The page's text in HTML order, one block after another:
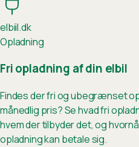
elbiil.dk
Opladning
Fri opladning af din elbil
Findes der fri og ubegrænset
månedlig pris? Se hvad fri
hvem der tilbyder det, og
opladning kan betale sig.